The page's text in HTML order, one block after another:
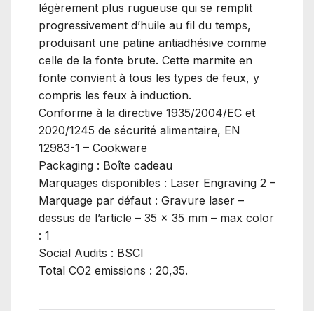
légèrement plus rugueuse qui se remplit
progressivement d’huile au fil du temps,
produisant une patine antiadhésive comme
celle de la fonte brute. Cette marmite en
fonte convient à tous les types de feux, y
compris les feux à induction.
Conforme à la directive 1935/2004/EC et
2020/1245 de sécurité alimentaire, EN
12983-1 – Cookware
Packaging : Boîte cadeau
Marquages disponibles : Laser Engraving 2 –
Marquage par défaut : Gravure laser –
dessus de l’article – 35 x 35 mm – max color
: 1
Social Audits : BSCI
Total CO2 emissions : 20,35.